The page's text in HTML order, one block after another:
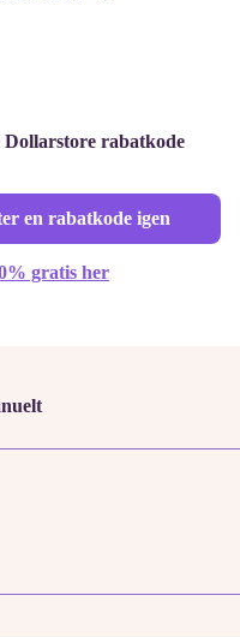
Dollarstore rabatkode
en rabatkode igen
gratis her